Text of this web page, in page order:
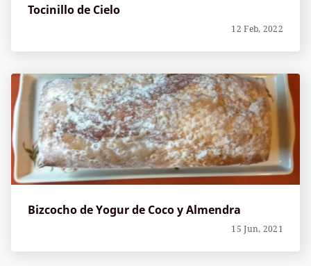
Tocinillo de Cielo
12 Feb, 2022
Bizcocho de Yogur de Coco y Almendra
15 Jun, 2021